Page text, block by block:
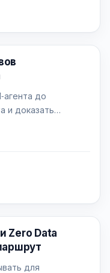
до
и доказать
Zero Data
для